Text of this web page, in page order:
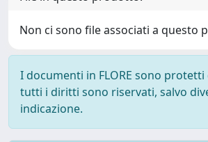
Non ci sono file associati a questo
I documenti in FLORE sono
tutti i diritti sono riservati, salvo
indicazione.